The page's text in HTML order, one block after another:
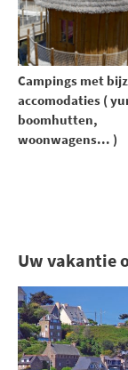
Campings met
accomodaties (
boomhutten,
woonwagens... )
Uw vakantie